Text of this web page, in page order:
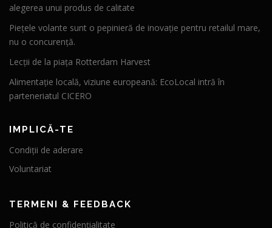
alegerea unui produs de calitate
Piețele volante sunt o pepinieră de inovație pentru retailul mare,
nu o concurență.
Lecții de la piața Rotterdam Harvest
Alimentație locală, viziune europeană: EcoLocal intră în
parteneriatul CICERO
IMPLICĂ-TE
Condiții de aderare
Voluntariat
TERMENI & FEEDBACK
Politică de confidențialitate